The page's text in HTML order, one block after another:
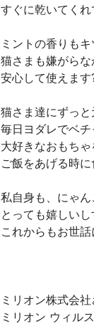
すぐに乾いてくれ
ミントの香りもキ
猫さまも嫌がら
安心して使えます
猫さま達にずっ
毎日ヨダレでベ
大好きなおもちゃ
ご飯をあげる時
私自身も、にゃ
とっても嬉しい
これからもお世
ミリオン株式会社
ミリオン ウィル